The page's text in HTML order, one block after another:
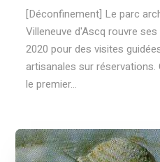
[Déconfinement] Le parc
Villeneuve d'Ascq rouvre
2020 pour des visites
artisanales sur
le premier...